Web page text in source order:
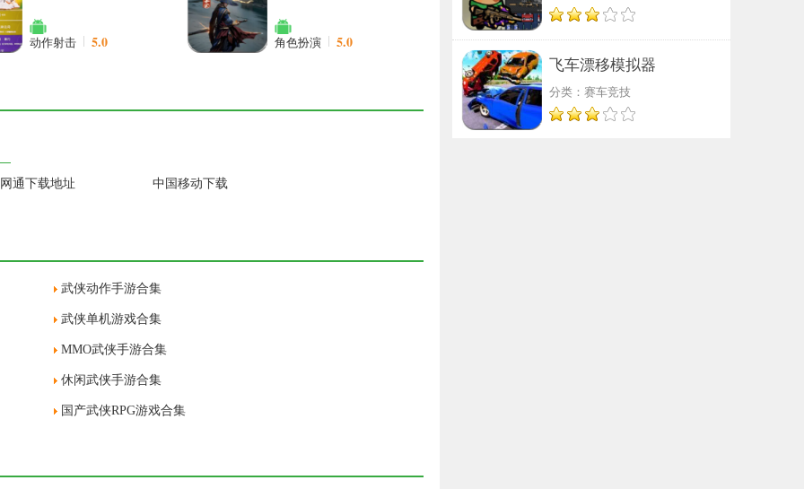
动作射击 5.0 角色扮演 5.0
网通下载地址 中国移动下载
武侠动作手游合集
武侠单机游戏合集
MMO武侠手游合集
休闲武侠手游合集
国产武侠RPG游戏合集
飞车漂移模拟器
分类：赛车竞技